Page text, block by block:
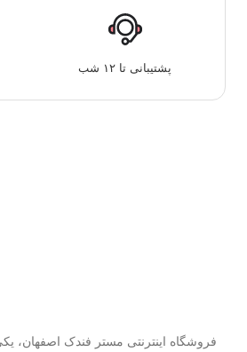
پشتیبانی تا ۱۲ شب
فروشگاه اینترنتی مستر فندک اصفهان،